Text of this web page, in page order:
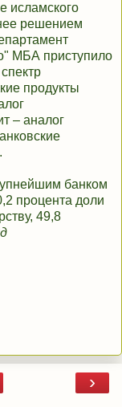
исламского
решением
МБА приступило
продукты
– аналог
банком
процента доли
49,8
›